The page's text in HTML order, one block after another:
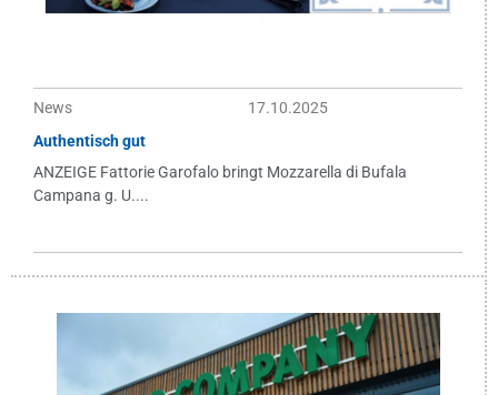
News
17.10.2025
Authentisch gut
ANZEIGE Fattorie Garofalo bringt Mozzarella di Bufala
Campana g. U....